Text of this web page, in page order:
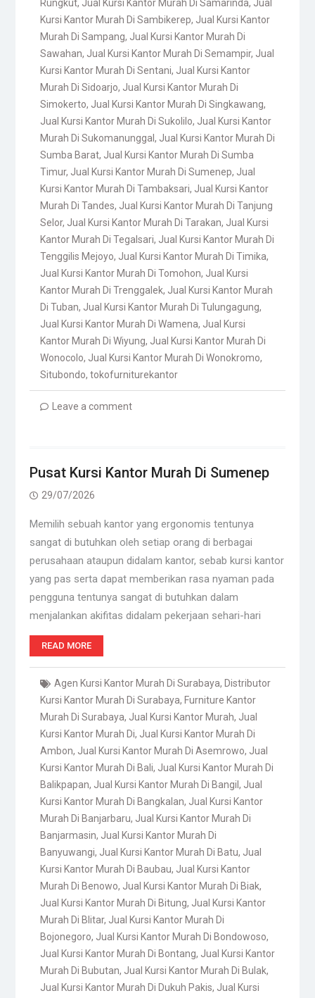
Rungkut, Jual Kursi Kantor Murah Di Samarinda, Jual
Kursi Kantor Murah Di Sambikerep, Jual Kursi Kantor
Murah Di Sampang, Jual Kursi Kantor Murah Di
Sawahan, Jual Kursi Kantor Murah Di Semampir, Jual
Kursi Kantor Murah Di Sentani, Jual Kursi Kantor
Murah Di Sidoarjo, Jual Kursi Kantor Murah Di
Simokerto, Jual Kursi Kantor Murah Di Singkawang,
Jual Kursi Kantor Murah Di Sukolilo, Jual Kursi Kantor
Murah Di Sukomanunggal , Jual Kursi Kantor Murah Di
Sumba Barat, Jual Kursi Kantor Murah Di Sumba
Timur, Jual Kursi Kantor Murah Di Sumenep, Jual
Kursi Kantor Murah Di Tambaksari, Jual Kursi Kantor
Murah Di Tandes, Jual Kursi Kantor Murah Di Tanjung
Selor, Jual Kursi Kantor Murah Di Tarakan, Jual Kursi
Kantor Murah Di Tegalsari, Jual Kursi Kantor Murah Di
Tenggilis Mejoyo, Jual Kursi Kantor Murah Di Timika,
Jual Kursi Kantor Murah Di Tomohon, Jual Kursi
Kantor Murah Di Trenggalek, Jual Kursi Kantor Murah
Di Tuban, Jual Kursi Kantor Murah Di Tulungagung,
Jual Kursi Kantor Murah Di Wamena, Jual Kursi
Kantor Murah Di Wiyung, Jual Kursi Kantor Murah Di
Wonocolo, Jual Kursi Kantor Murah Di Wonokromo,
Situbondo, tokofurniturekantor
Leave a comment
Pusat Kursi Kantor Murah Di Sumenep
29/07/2026
Memilih sebuah kantor yang ergonomis tentunya
sangat di butuhkan oleh setiap orang di berbagai
perusahaan ataupun didalam kantor, sebab kursi kantor
yang pas serta dapat memberikan rasa nyaman pada
pengguna tentunya sangat di butuhkan dalam
menjalankan akifitas didalam pekerjaan sehari-hari
READ MORE
Agen Kursi Kantor Murah Di Surabaya, Distributor
Kursi Kantor Murah Di Surabaya, Furniture Kantor
Murah Di Surabaya, Jual Kursi Kantor Murah, Jual
Kursi Kantor Murah Di, Jual Kursi Kantor Murah Di
Ambon, Jual Kursi Kantor Murah Di Asemrowo, Jual
Kursi Kantor Murah Di Bali, Jual Kursi Kantor Murah Di
Balikpapan, Jual Kursi Kantor Murah Di Bangil , Jual
Kursi Kantor Murah Di Bangkalan, Jual Kursi Kantor
Murah Di Banjarbaru, Jual Kursi Kantor Murah Di
Banjarmasin, Jual Kursi Kantor Murah Di
Banyuwangi, Jual Kursi Kantor Murah Di Batu, Jual
Kursi Kantor Murah Di Baubau, Jual Kursi Kantor
Murah Di Benowo, Jual Kursi Kantor Murah Di Biak,
Jual Kursi Kantor Murah Di Bitung, Jual Kursi Kantor
Murah Di Blitar, Jual Kursi Kantor Murah Di
Bojonegoro, Jual Kursi Kantor Murah Di Bondowoso,
Jual Kursi Kantor Murah Di Bontang, Jual Kursi Kantor
Murah Di Bubutan, Jual Kursi Kantor Murah Di Bulak,
Jual Kursi Kantor Murah Di Dukuh Pakis, Jual Kursi